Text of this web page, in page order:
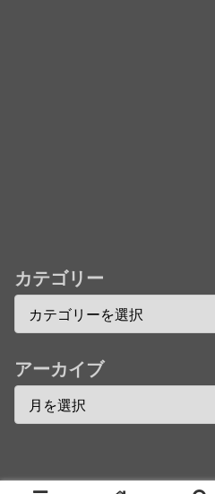
Powered by livedoor 相互RSS
カテゴリー
アーカイブ